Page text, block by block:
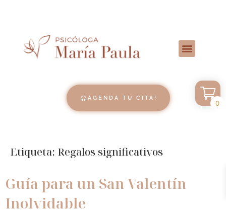
AGENDA TU CITA!
Etiqueta: Regalos significativos
Guía para un San Valentín
Inolvidable
0